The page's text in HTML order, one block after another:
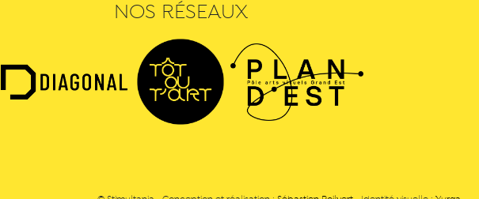
NOS RÉSEAUX